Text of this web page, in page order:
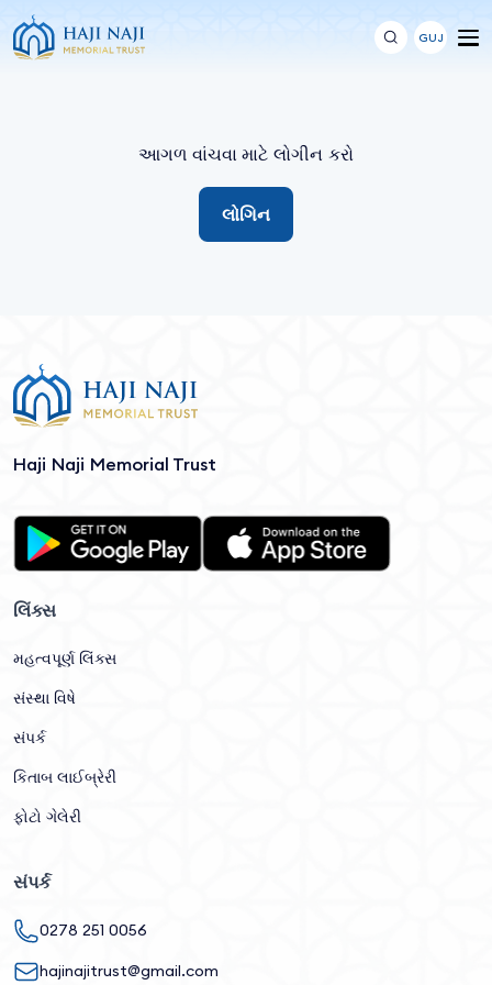
GUJ
આગળ વાંચવા માટે લોગીન કરો
લોગિન
Haji Naji Memorial Trust
લિંક્સ
મહત્વપૂર્ણ લિંક્સ
સંસ્થા વિષે
સંપર્ક
કિતાબ લાઈબ્રેરી
ફોટો ગેલેરી
સંપર્ક
0278 251 0056
hajinajitrust@gmail.com